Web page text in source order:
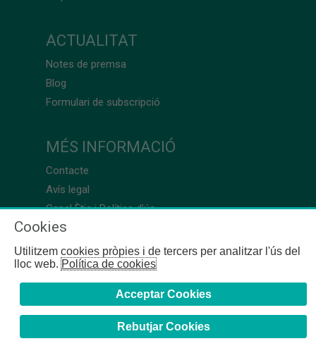
ACTUALITAT
Notes de premsa
Blog
Formulari de subscripció
MÉS INFORMACIÓ
Contacte
Avís legal
Canal Ètic i Política d’ús
Cookies
Utilitzem cookies pròpies i de tercers per analitzar l'ús del
lloc web.Política de cookies
Acceptar Cookies
Rebutjar Cookies